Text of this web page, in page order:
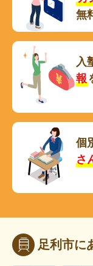
無
入
報
個
さ
足利市に